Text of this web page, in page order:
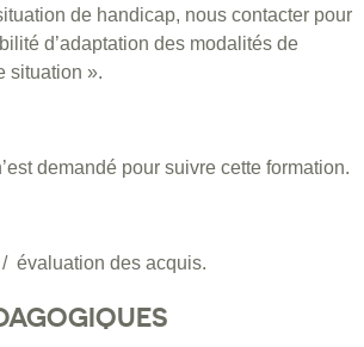
de handicap, nous contacter pour
d’adaptation des modalités de
situation ».
demandé pour suivre cette formation.
/ évaluation des acquis.